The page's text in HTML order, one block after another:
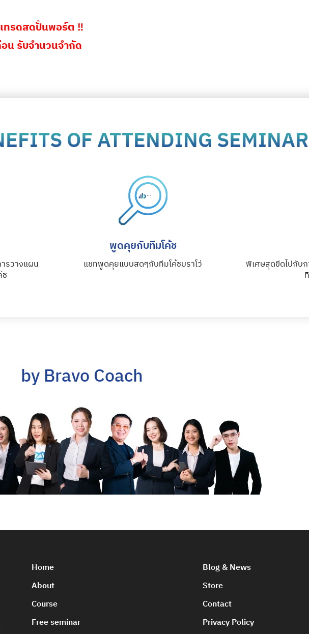
ทรดสดปั้นพอร์ต ‼️
น รับจำนวนจำกัด
OF ATTENDING
รวางแผน
พูดคุยกับทีมโค้ช
แชทพูดคุยแบบสดๆกับทีมโค้ชบราโว่
พิเศษสุดขีดไปกับก
by Bravo Coach
Home
About
Course
Free seminar
Blog & News
Store
Contact
Privacy Policy